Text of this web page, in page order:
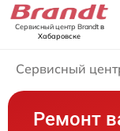
Сервисный центр Brandtв
Хабаровске
Сервисный
Ремонт